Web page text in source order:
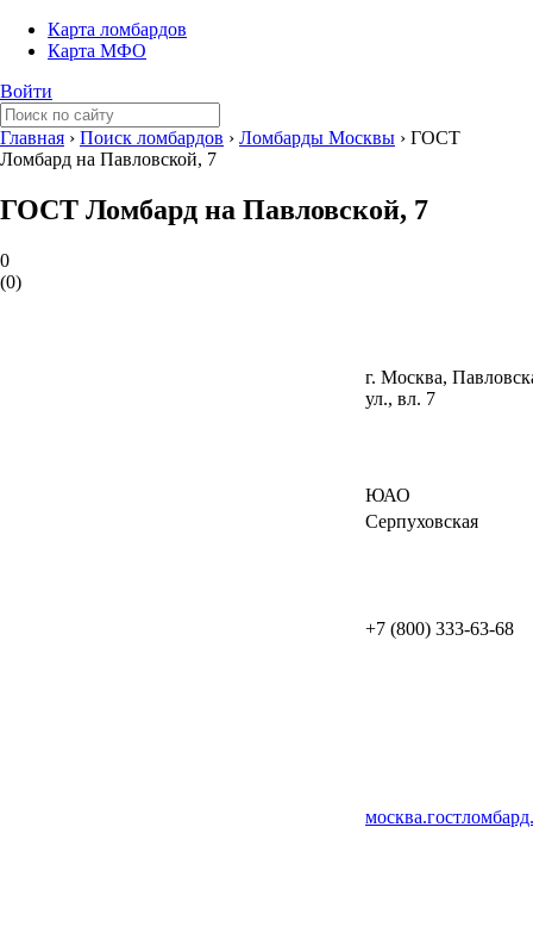
Карта ломбардов
Карта МФО
Войти
Главная › Поиск ломбардов › Ломбарды Москвы › ГОСТ
Ломбард на Павловской, 7
ГОСТ Ломбард на Павловской, 7
0
(0)
г. Москва,
ул., вл. 7
ЮАО
Серпуховская
+7 (800) 333-63-68